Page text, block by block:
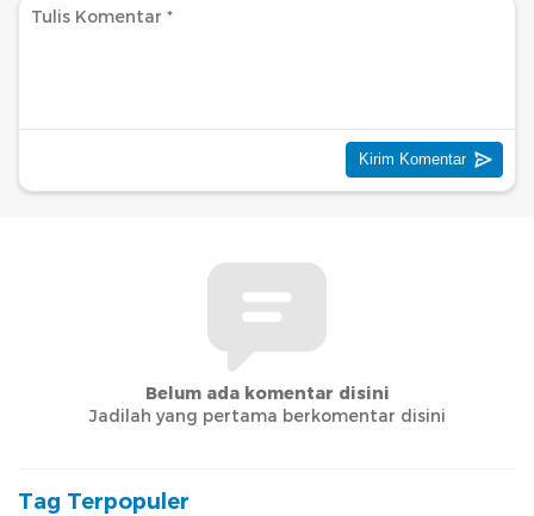
Belum ada komentar disini
Jadilah yang pertama berkomentar disini
Tag Terpopuler